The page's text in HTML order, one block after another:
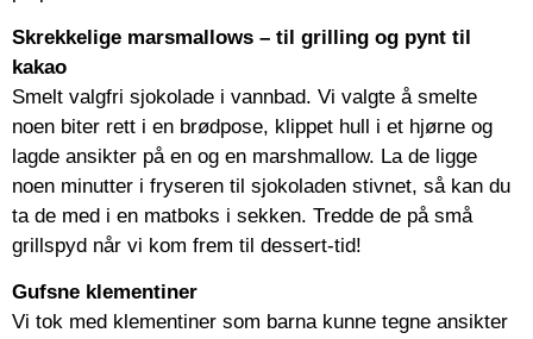
Skrekkelige marsmallows – til grilling og pynt til
kakao
Smelt valgfri sjokolade i vannbad. Vi valgte å smelte
noen biter rett i en brødpose, klippet hull i et hjørne og
lagde ansikter på en og en marshmallow. La de ligge
noen minutter i fryseren til sjokoladen stivnet, så kan du
ta de med i en matboks i sekken. Tredde de på små
grillspyd når vi kom frem til dessert-tid!
Gufsne klementiner
Vi tok med klementiner som barna kunne tegne ansikter